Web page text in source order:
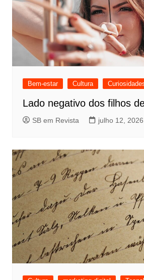
Bem-estar Cultura
Lado negativo dos filhos
SB em Revista julho 12, 2026